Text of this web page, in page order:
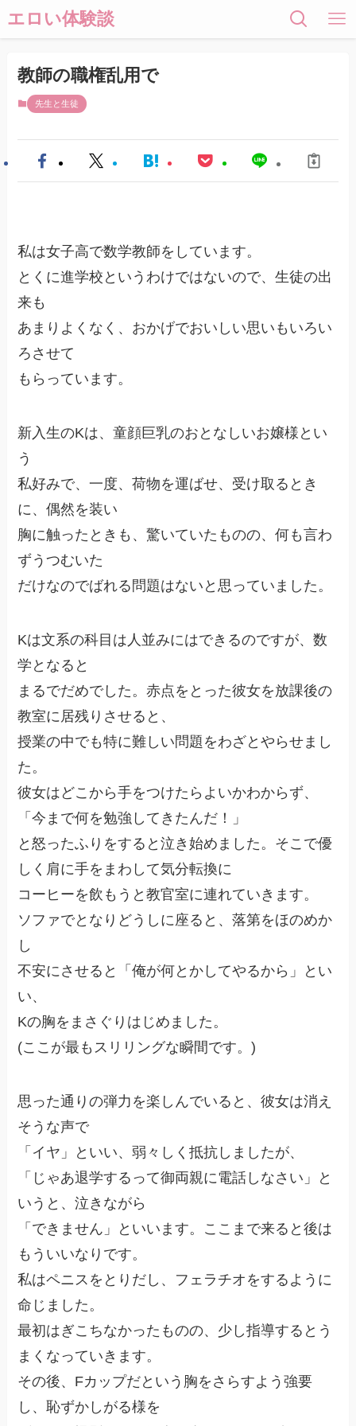
エロい体験談
教師の職権乱用で
先生と生徒
私は女子高で数学教師をしています。
とくに進学校というわけではないので、生徒の出
来も
あまりよくなく、おかげでおいしい思いもいろい
ろさせて
もらっています。
新入生のKは、童顔巨乳のおとなしいお嬢様とい
う
私好みで、一度、荷物を運ばせ、受け取るとき
に、偶然を装い
胸に触ったときも、驚いていたものの、何も言わ
ずうつむいた
だけなのでばれる問題はないと思っていました。
Kは文系の科目は人並みにはできるのですが、数
学となると
まるでだめでした。赤点をとった彼女を放課後の
教室に居残りさせると、
授業の中でも特に難しい問題をわざとやらせまし
た。
彼女はどこから手をつけたらよいかわからず、
「今まで何を勉強してきたんだ！」
と怒ったふりをすると泣き始めました。そこで優
しく肩に手をまわして気分転換に
コーヒーを飲もうと教官室に連れていきます。
ソファでとなりどうしに座ると、落第をほのめか
し
不安にさせると「俺が何とかしてやるから」とい
い、
Kの胸をまさぐりはじめました。
(ここが最もスリリングな瞬間です。)
思った通りの弾力を楽しんでいると、彼女は消え
そうな声で
「イヤ」といい、弱々しく抵抗しましたが、
「じゃあ退学するって御両親に電話しなさい」と
いうと、泣きながら
「できません」といいます。ここまで来ると後は
もういいなりです。
私はペニスをとりだし、フェラチオをするように
命じました。
最初はぎこちなかったものの、少し指導するとう
まくなっていきます。
その後、Fカップだという胸をさらすよう強要
し、恥ずかしがる様を